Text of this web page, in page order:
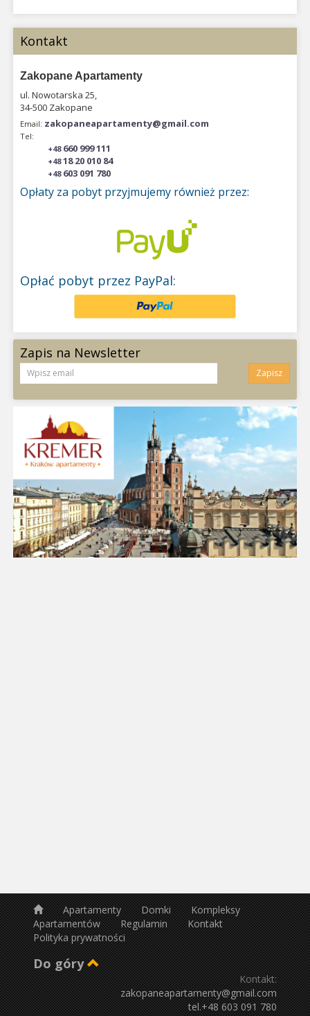
Kontakt
Zakopane Apartamenty
ul. Nowotarska 25,
34-500 Zakopane
Email: zakopaneapartamenty@gmail.com
Tel:
+48660 999 111
+4818 20 010 84
+48603 091 780
Opłaty za pobyt przyjmujemy również przez:
Opłać pobyt przez PayPal:
Zapis na Newsletter
Zapisz
Apartamenty Domki
Kompleksy
Apartamentów
Regulamin
Kontakt
Polityka prywatności
Do góry
Kontakt:
zakopaneapartamenty@gmail.com
tel.+48 603 091 780